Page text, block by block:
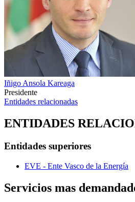
Iñigo Ansola Kareaga
Presidente
Entidades relacionadas
ENTIDADES
Entidades superiores
EVE - Ente Vasco de la Energía
Servicios mas